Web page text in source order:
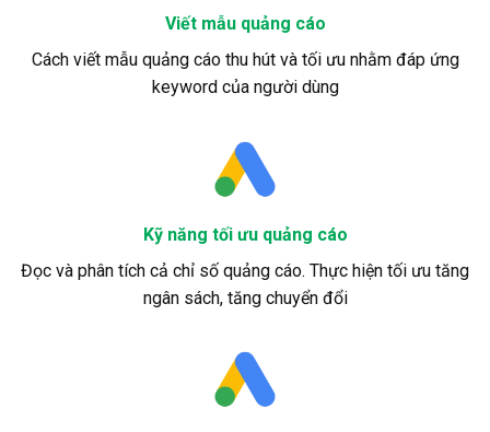
Viết mẫu quảng cáo
Cách viết mẫu quảng cáo thu hút và tối ưu nhằm đáp ứng
keyword của người dùng
Kỹ năng tối ưu quảng cáo
Đọc và phân tích cả chỉ số quảng cáo. Thực hiện tối ưu tăng
ngân sách, tăng chuyển đổi